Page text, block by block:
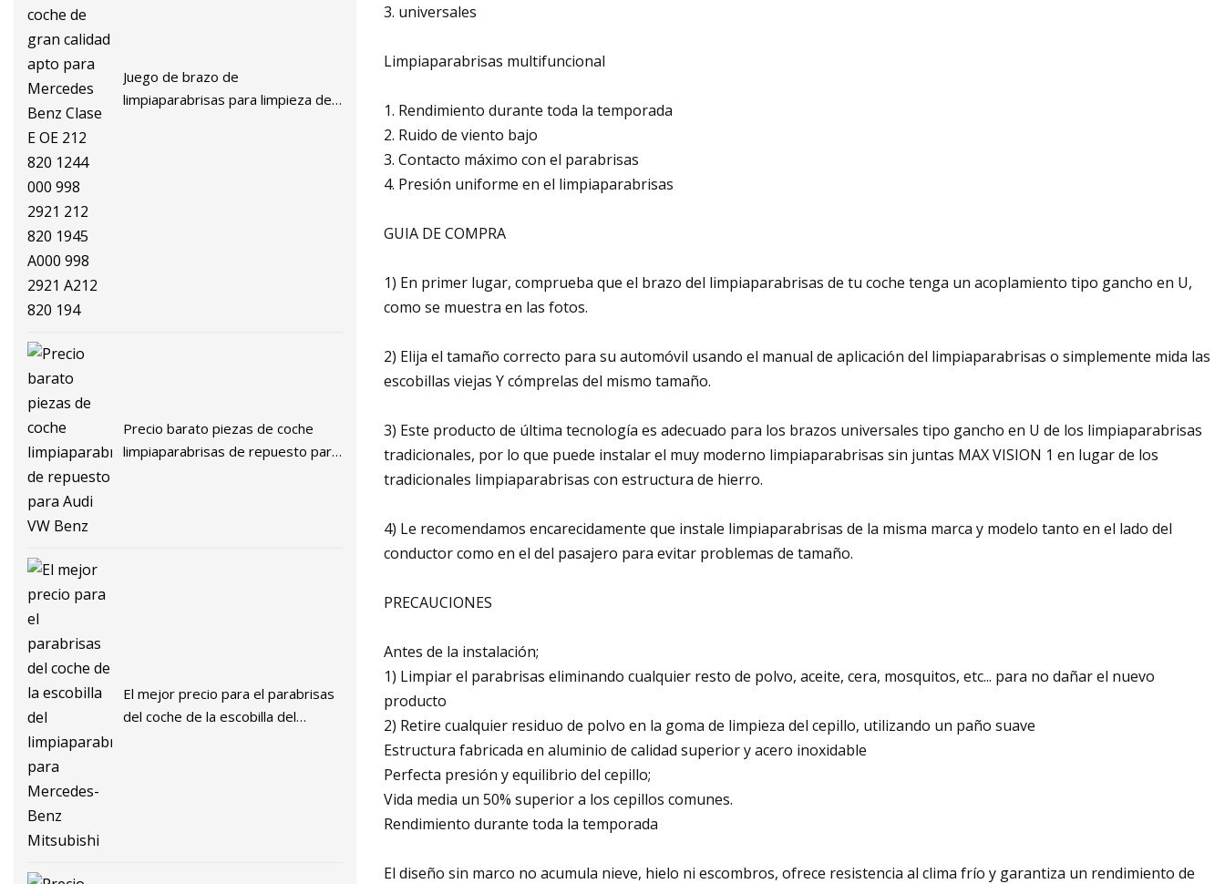
Juego de brazo de
limpiaparabrisas para limpieza de
Precio barato piezas de coche
limpiaparabrisas de repuesto para
El mejor precio para el parabrisas
del coche de la escobilla del
3. universales
Limpiaparabrisas multifuncional
1. Rendimiento durante toda la temporada
2. Ruido de viento bajo
3. Contacto máximo con el parabrisas
4. Presión uniforme en el limpiaparabrisas
GUIA DE COMPRA
1) En primer lugar, comprueba que el brazo del limpiaparabrisas de tu coche tenga un acoplamiento tipo gancho en U,
como se muestra en las fotos.
2) Elija el tamaño correcto para su automóvil usando el manual de aplicación del limpiaparabrisas o simplemente mida las
escobillas viejas Y cómprelas del mismo tamaño.
3) Este producto de última tecnología es adecuado para los brazos universales tipo gancho en U de los limpiaparabrisas
tradicionales, por lo que puede instalar el muy moderno limpiaparabrisas sin juntas MAX VISION 1 en lugar de los
tradicionales limpiaparabrisas con estructura de hierro.
4) Le recomendamos encarecidamente que instale limpiaparabrisas de la misma marca y modelo tanto en el lado del
conductor como en el del pasajero para evitar problemas de tamaño.
PRECAUCIONES
Antes de la instalación;
1) Limpiar el parabrisas eliminando cualquier resto de polvo, aceite, cera, mosquitos, etc... para no dañar el nuevo
producto
2) Retire cualquier residuo de polvo en la goma de limpieza del cepillo, utilizando un paño suave
Estructura fabricada en aluminio de calidad superior y acero inoxidable
Perfecta presión y equilibrio del cepillo;
Vida media un 50% superior a los cepillos comunes.
Rendimiento durante toda la temporada
El diseño sin marco no acumula nieve, hielo ni escombros, ofrece resistencia al clima frío y garantiza un rendimiento de